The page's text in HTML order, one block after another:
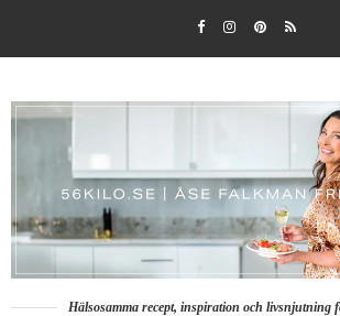
Hälsosamma recept, inspiration och livsnjutning